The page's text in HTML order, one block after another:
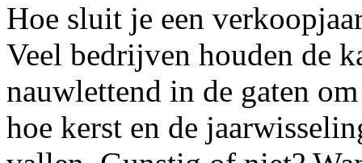
Hoe sluit je een
Veel bedrijven houden de
nauwlettend in de gaten
hoe kerst en de